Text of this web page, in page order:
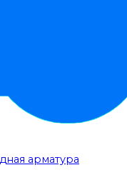
арматура